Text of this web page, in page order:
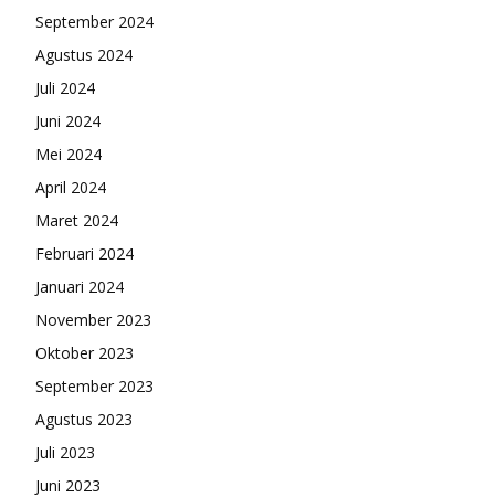
September 2024
Agustus 2024
Juli 2024
Juni 2024
Mei 2024
April 2024
Maret 2024
Februari 2024
Januari 2024
November 2023
Oktober 2023
September 2023
Agustus 2023
Juli 2023
Juni 2023